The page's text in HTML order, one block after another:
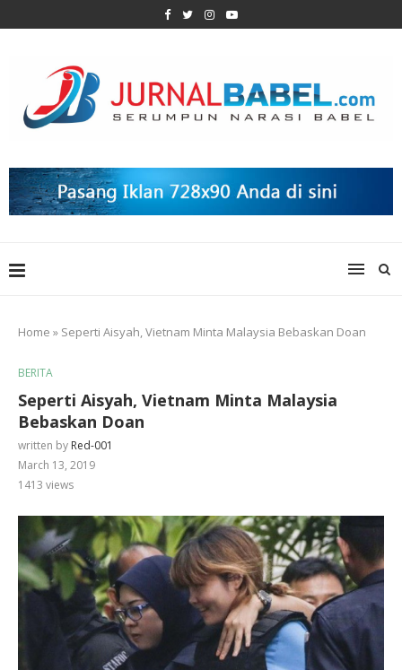
Home » Seperti Aisyah, Vietnam Minta Malaysia Bebaskan Doan
BERITA
Seperti Aisyah, Vietnam Minta Malaysia
Bebaskan Doan
written by Red-001
March 13, 2019
1413 views